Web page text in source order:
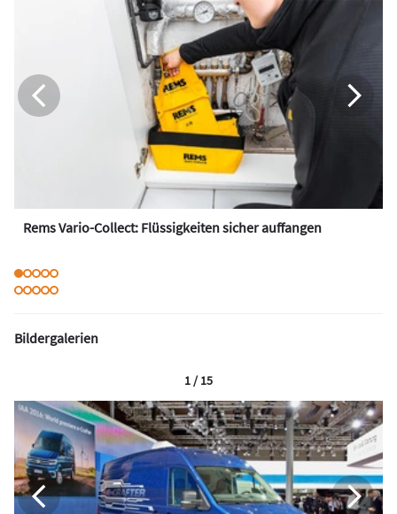
Rems Vario-Collect: Flüssigkeiten sicher auffangen
Bildergalerien
1 / 15